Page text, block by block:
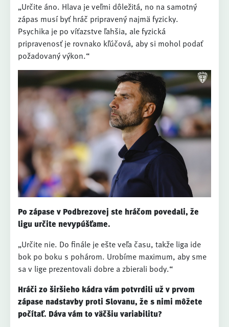
„Určite áno. Hlava je veľmi dôležitá, no na samotný
zápas musí byť hráč pripravený najmä fyzicky.
Psychika je po víťazstve ľahšia, ale fyzická
pripravenosť je rovnako kľúčová, aby si mohol podať
požadovaný výkon.“
Po zápase v Podbrezovej ste hráčom povedali, že
ligu určite nevypúšťame.
„Určite nie. Do finále je ešte veľa času, takže liga ide
bok po boku s pohárom. Urobíme maximum, aby sme
sa v lige prezentovali dobre a zbierali body.“
Hráči zo širšieho kádra vám potvrdili už v prvom
zápase nadstavby proti Slovanu, že s nimi môžete
počítať. Dáva vám to väčšiu variabilitu?